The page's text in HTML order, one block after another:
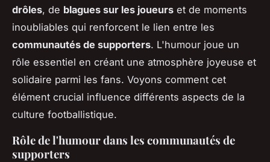
drôles, de blagues sur les joueurs et de moments
inoubliables qui renforcent le lien entre les
communautés de supporters. L'humour joue un
rôle essentiel en créant une atmosphère joyeuse et
solidaire parmi les fans. Voyons comment cet
élément crucial influence différents aspects de la
culture footballistique.
Rôle de l'humour dans les communautés de
supporters